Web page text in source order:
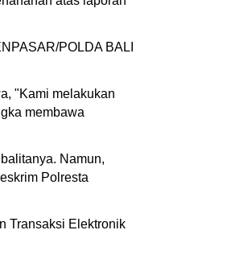
POLDA BALI
"Kami melakukan
membawa
Namun,
Polresta
Transaksi Elektronik